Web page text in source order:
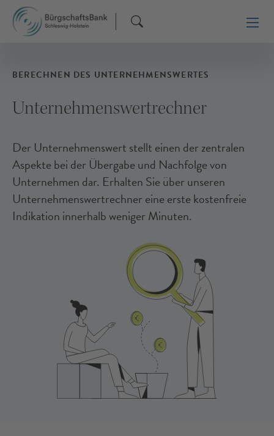
BERECHNEN DES UNTERNEHMENSWERTES
Unternehmenswertrechner
Der Unternehmenswert stellt einen der zentralen
Aspekte bei der Übergabe und Nachfolge von
Unternehmen dar. Erhalten Sie über unseren
Unternehmenswertrechner eine erste kostenfreie
Indikation innerhalb weniger Minuten.